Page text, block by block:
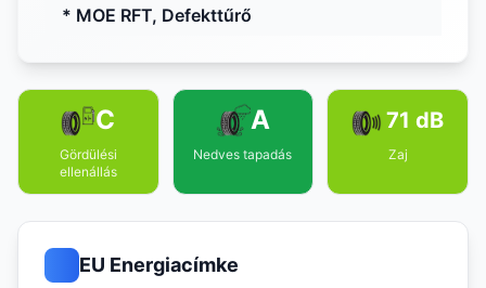
* MOE RFT, Defekttűrő
C
Gördülési
ellenállás
A
Nedves tapadás
71 dB
Zaj
EU Energiacímke